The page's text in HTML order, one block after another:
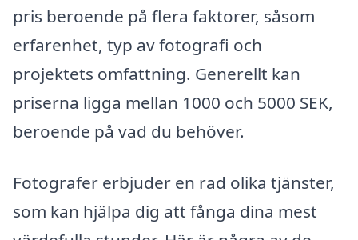
pris beroende på flera faktorer, såsom
erfarenhet, typ av fotografi och
projektets omfattning. Generellt kan
priserna ligga mellan 1000 och 5000 SEK,
beroende på vad du behöver.
Fotografer erbjuder en rad olika tjänster,
som kan hjälpa dig att fånga dina mest